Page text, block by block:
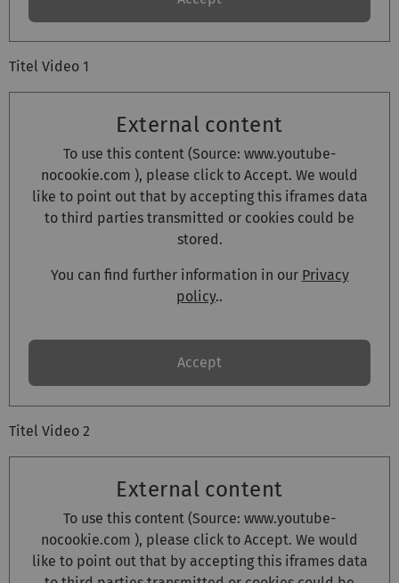
Titel Video 1
External content
To use this content (Source: www.youtube-
nocookie.com ), please click to Accept. We would
like to point out that by accepting this iframes data
to third parties transmitted or cookies could be
stored.
You can find further information in our Privacy
policy..
Accept
Titel Video 2
External content
To use this content (Source: www.youtube-
nocookie.com ), please click to Accept. We would
like to point out that by accepting this iframes data